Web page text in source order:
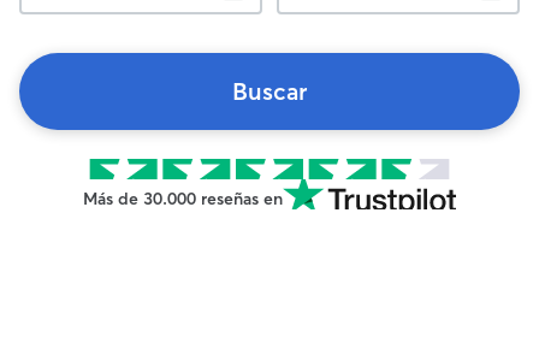
Buscar
Más de 30.000 reseñas en